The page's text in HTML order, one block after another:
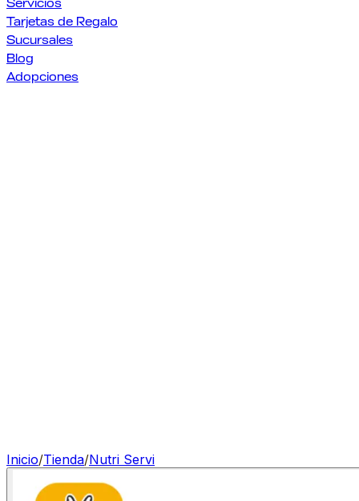
Servicios
Tarjetas de Regalo
Sucursales
Blog
Adopciones
Inicio/Tienda/Nutri Servi